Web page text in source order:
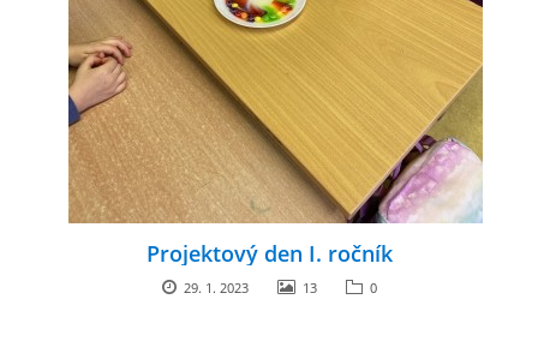
Projektový den I. ročník
29. 1. 2023 13 0